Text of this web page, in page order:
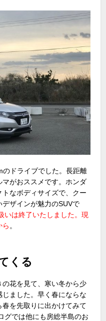
ドライブでした。長距離
がおススメです。ホンダ
なボディサイズで、クー
ザインが魅力のSUVで
は終了いたしました。現
ら 。
くる
花を見て、寒い冬から少
ました。早く春にならな
を先取りに出かけてみて
グでは他にも房総半島のお